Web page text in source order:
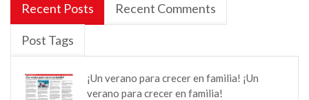
Recent Posts Recent Comments
Post Tags
¡Un verano para crecer en familia! ¡Un
verano para crecer en familia!